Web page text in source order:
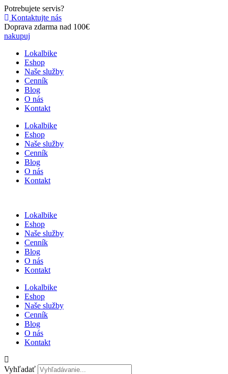
Preskočiť
na
obsah
Potrebujete servis?
Kontaktujte nás
Doprava zdarma nad 100€
nakupuj
Lokalbike
Eshop
Naše služby
Cenník
Blog
O nás
Kontakt
Lokalbike
Eshop
Naše služby
Cenník
Blog
O nás
Kontakt
Lokalbike
Eshop
Naše služby
Cenník
Blog
O nás
Kontakt
Lokalbike
Eshop
Naše služby
Cenník
Blog
O nás
Kontakt
Vyhľadať